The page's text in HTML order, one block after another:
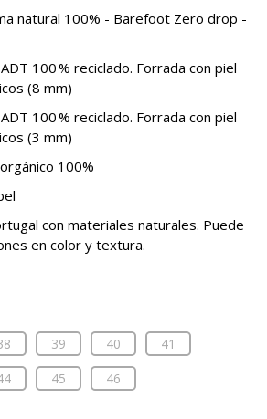
natural 100% - Barefoot Zero drop -
100 % reciclado. Forrada con piel
(8 mm)
100 % reciclado. Forrada con piel
(3 mm)
100%
con materiales naturales. Puede
en color y textura.
39 40
41
45 46